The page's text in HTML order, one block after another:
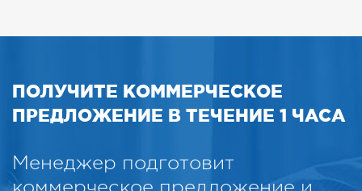
ПОЛУЧИТЕ КОММЕРЧЕСКОЕ
ПРЕДЛОЖЕНИЕ В ТЕЧЕНИЕ 1 ЧАСА
Менеджер подготовит